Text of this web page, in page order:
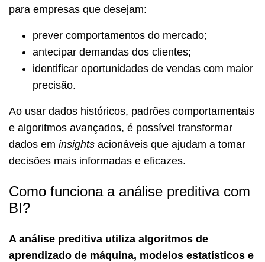
para empresas que desejam:
prever comportamentos do mercado;
antecipar demandas dos clientes;
identificar oportunidades de vendas com maior
precisão.
Ao usar dados históricos, padrões comportamentais
e algoritmos avançados, é possível transformar
dados em insights acionáveis que ajudam a tomar
decisões mais informadas e eficazes.
Como funciona a análise preditiva com
BI?
A análise preditiva utiliza algoritmos de
aprendizado de máquina, modelos estatísticos e